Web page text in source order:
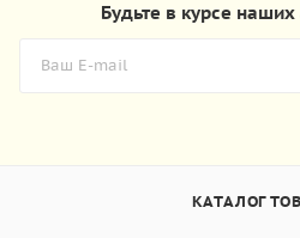
Будьте в курсе
КАТАЛОГ